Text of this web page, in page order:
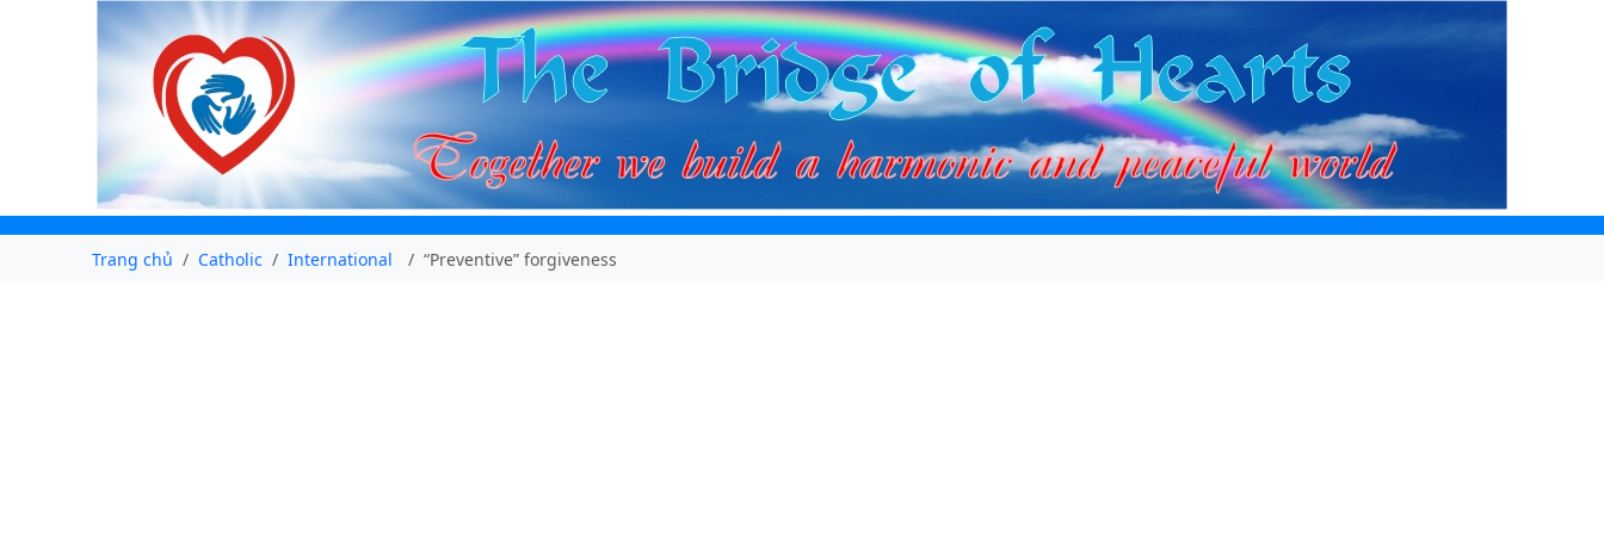
Trang chủ Catholic International “Preventive” forgiveness